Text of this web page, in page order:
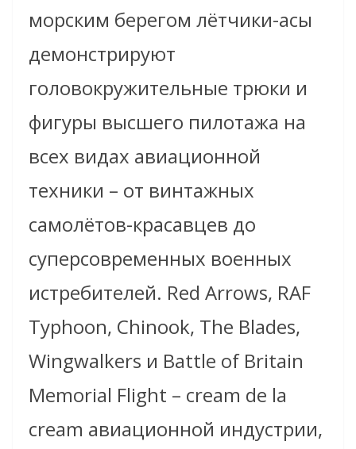
морским берегом лётчики-асы
демонстрируют
головокружительные трюки и
фигуры высшего пилотажа на
всех видах авиационной
техники – от винтажных
самолётов-красавцев до
суперсовременных военных
истребителей. Red Arrows, RAF
Typhoon, Chinook, The Blades,
Wingwalkers и Battle of Britain
Memorial Flight – сream de la
cream авиационной индустрии,